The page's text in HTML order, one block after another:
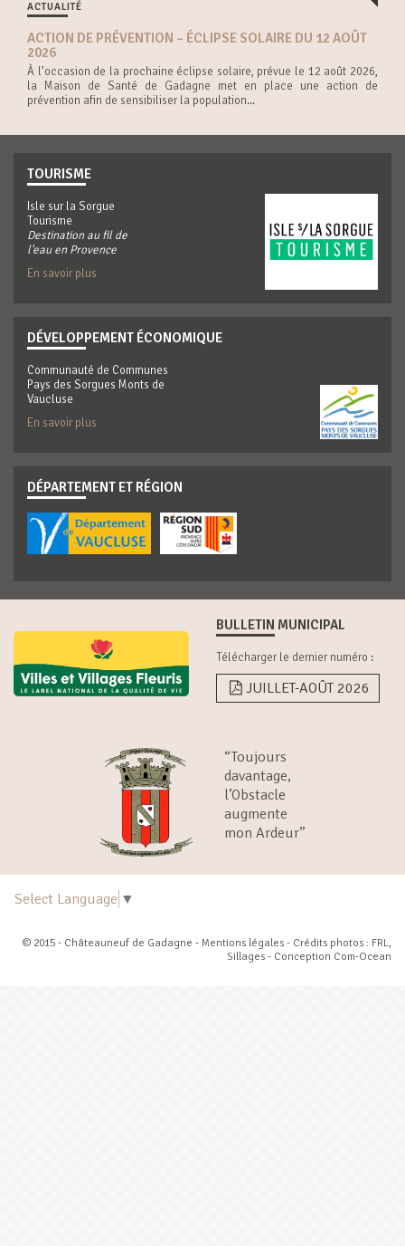
ACTUALITÉ
ACTION DE PRÉVENTION – ÉCLIPSE SOLAIRE DU 12 AOÛT
2026
À l’occasion de la prochaine éclipse solaire, prévue le 12 août 2026,
la Maison de Santé de Gadagne met en place une action de
prévention afin de sensibiliser la population...
TOURISME
Isle sur la Sorgue
Tourisme
Destination au fil de
l'eau en Provence
En savoir plus
DÉVELOPPEMENT ÉCONOMIQUE
Communauté de Communes
Pays des Sorgues Monts de
Vaucluse
En savoir plus
DÉPARTEMENT ET RÉGION
BULLETIN MUNICIPAL
Télécharger le dernier numéro :
JUILLET-AOÛT 2026
“Toujours
davantage,
l’Obstacle
augmente
mon Ardeur”
Select Language ▼
© 2015 - Châteauneuf de Gadagne - Mentions légales - Crédits photos : FRL,
Sillages - Conception Com-Ocean